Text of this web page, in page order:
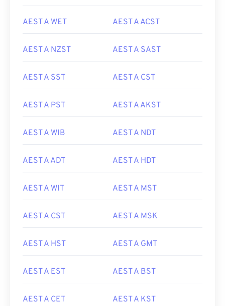
AEST A WET AEST A ACST
AEST A NZST AEST A SAST
AEST A SST AEST A CST
AEST A PST AEST A AKST
AEST A WIB AEST A NDT
AEST A ADT AEST A HDT
AEST A WIT AEST A MST
AEST A CST AEST A MSK
AEST A HST AEST A GMT
AEST A EST AEST A BST
AEST A CET AEST A KST